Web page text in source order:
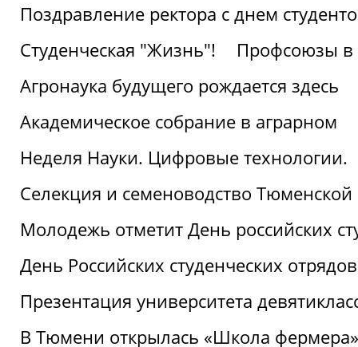
Поздравление ректора с днем
Студенческая "Жизнь"!
Профсоюзы в
Агронаука будущего рождается здесь
Академическое собрание в аграрном
Неделя Науки. Цифровые технологии.
Селекция и семеноводство Тюменской
Молодежь отметит День российских
День Российских студенческих
Презентация университета
В Тюмени открылась «Школа фермера»